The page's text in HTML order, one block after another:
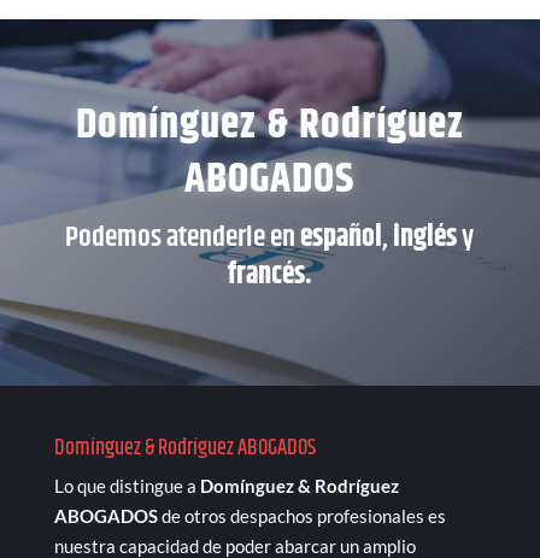
Domínguez & Rodríguez
ABOGADOS
Podemos atenderle enespañol,inglésy
francés.
Domínguez & Rodríguez ABOGADOS
Lo que distingue a Domínguez & Rodríguez
ABOGADOSde otros despachos profesionales es
nuestra capacidad de poder abarcar un amplio